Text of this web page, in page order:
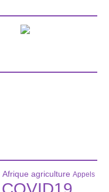
Afrique agriculture Appels